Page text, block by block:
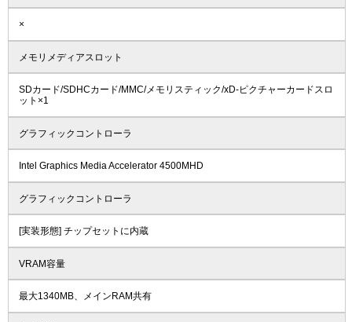
×
メモリメディアスロット
SDカード/SDHCカード/MMC/メモリスティック/xD-ピクチャーカードスロ
ット×1
グラフィックコントローラ
Intel Graphics Media Accelerator 4500MHD
グラフィックコントローラ
[実装形態] チップセットに内蔵
VRAM容量
最大1340MB、メインRAM共有